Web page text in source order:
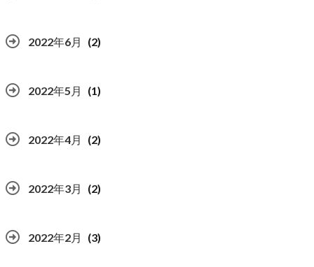
2022年6月 (2)
2022年5月 (1)
2022年4月 (2)
2022年3月 (2)
2022年2月 (3)